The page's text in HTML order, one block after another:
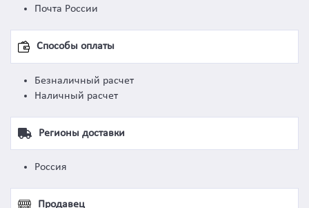
Почта России
Способы оплаты
Безналичный расчет
Наличный расчет
Регионы доставки
Россия
Продавец